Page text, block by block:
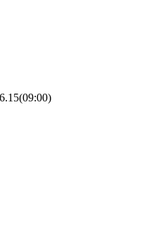
(09:00)